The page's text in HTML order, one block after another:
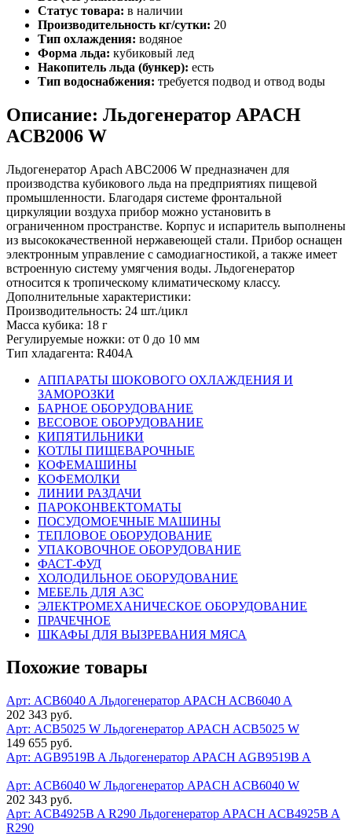
Статус товара: в наличии
Производительность кг/сутки: 20
Тип охлаждения: водяное
Форма льда: кубиковый лед
Накопитель льда (бункер): есть
Тип водоснабжения: требуется подвод и отвод воды
Описание: Льдогенератор APACH
ACB2006 W
Льдогенератор Apach ABC2006 W предназначен для
производства кубикового льда на предприятиях пищевой
промышленности. Благодаря системе фронтальной
циркуляции воздуха прибор можно установить в
ограниченном пространстве. Корпус и испаритель выполнены
из высококачественной нержавеющей стали. Прибор оснащен
электронным управление с самодиагностикой, а также имеет
встроенную систему умягчения воды. Льдогенератор
относится к тропическому климатическому классу.
Дополнительные характеристики:
Производительность: 24 шт./цикл
Масса кубика: 18 г
Регулируемые ножки: от 0 до 10 мм
Тип хладагента: R404A
АППАРАТЫ ШОКОВОГО ОХЛАЖДЕНИЯ И
ЗАМОРОЗКИ
БАРНОЕ ОБОРУДОВАНИЕ
ВЕСОВОЕ ОБОРУДОВАНИЕ
КИПЯТИЛЬНИКИ
КОТЛЫ ПИЩЕВАРОЧНЫЕ
КОФЕМАШИНЫ
КОФЕМОЛКИ
ЛИНИИ РАЗДАЧИ
ПАРОКОНВЕКТОМАТЫ
ПОСУДОМОЕЧНЫЕ МАШИНЫ
ТЕПЛОВОЕ ОБОРУДОВАНИЕ
УПАКОВОЧНОЕ ОБОРУДОВАНИЕ
ФАСТ-ФУД
ХОЛОДИЛЬНОЕ ОБОРУДОВАНИЕ
МЕБЕЛЬ ДЛЯ АЗС
ЭЛЕКТРОМЕХАНИЧЕСКОЕ ОБОРУДОВАНИЕ
ПРАЧЕЧНОЕ
ШКАФЫ ДЛЯ ВЫЗРЕВАНИЯ МЯСА
Похожие товары
Арт: ACB6040 A Льдогенератор APACH ACB6040 A
202 343 руб.
Арт: ACB5025 W Льдогенератор APACH ACB5025 W
149 655 руб.
Арт: AGB9519B A Льдогенератор APACH AGB9519B A
Арт: ACB6040 W Льдогенератор APACH ACB6040 W
202 343 руб.
Арт: ACB4925B A R290 Льдогенератор APACH ACB4925B A
R290